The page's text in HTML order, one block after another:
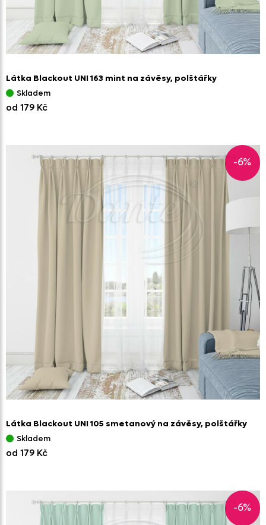
Látka Blackout UNI 163 mint na závěsy, polštářky
Skladem
od 179 Kč
-6%
Látka Blackout UNI 105 smetanový na závěsy, polštářky
Skladem
od 179 Kč
-6%